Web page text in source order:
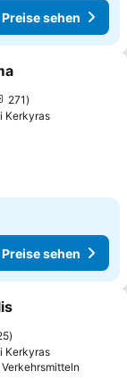
Preise sehen
271
Kerkyras
Preise sehen
Kerkyras